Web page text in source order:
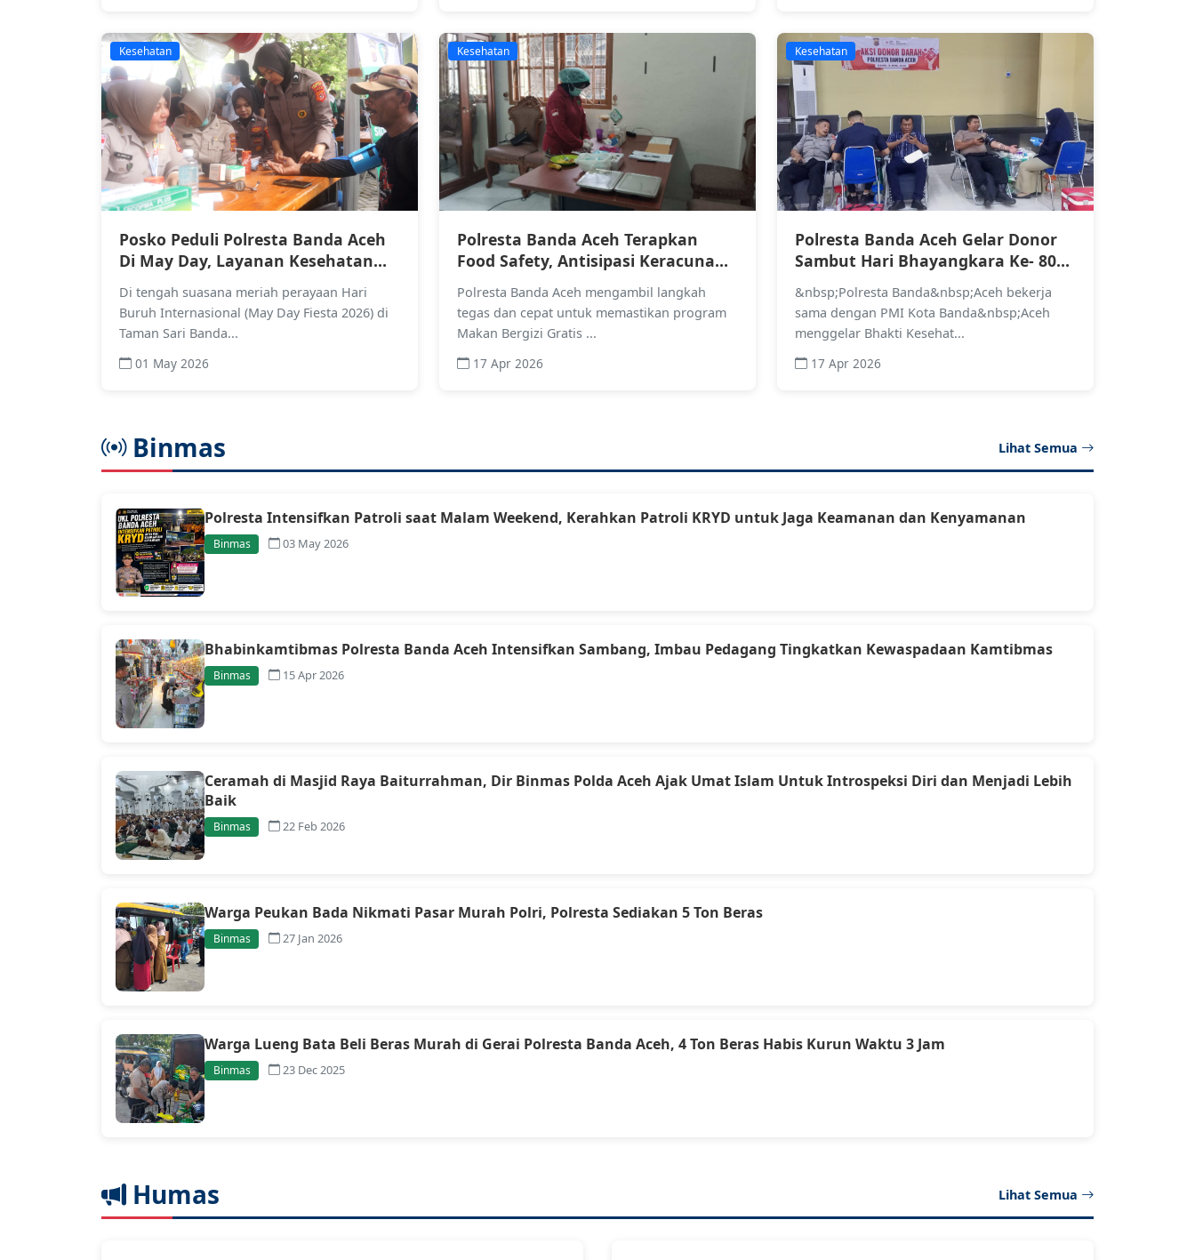
Kesehatan
Posko Peduli Polresta Banda Aceh
Di May Day, Layanan Kesehatan
Terasa Nyata
Di tengah suasana meriah perayaan Hari
Buruh Internasional (May Day Fiesta 2026) di
Taman Sari Banda...
01 May 2026
Kesehatan
Polresta Banda Aceh Terapkan
Food Safety, Antisipasi Keracunan
Polresta Banda Aceh mengambil langkah
tegas dan cepat untuk memastikan program
Makan Bergizi Gratis ...
17 Apr 2026
Kesehatan
Polresta Banda Aceh Gelar Donor
Sambut Hari Bhayangkara Ke- 80
&nbsp;Polresta Banda&nbsp;Aceh bekerja
sama dengan PMI Kota Banda&nbsp;Aceh
menggelar Bhakti Kesehat...
17 Apr 2026
Binmas Lihat Semua
Polresta Intensifkan Patroli saat Malam Weekend, Kerahkan Patroli KRYD untuk Jaga Keamanan dan Kenyamanan
Binmas 03 May 2026
Bhabinkamtibmas Polresta Banda Aceh Intensifkan Sambang, Imbau Pedagang Tingkatkan Kewaspadaan Kamtibmas
Binmas 15 Apr 2026
Ceramah di Masjid Raya Baiturrahman, Dir Binmas Polda Aceh Ajak Umat Islam Untuk Introspeksi Diri dan Menjadi Lebіh
Baik
Binmas 22 Feb 2026
Warga Peukan Bada Nikmati Pasar Murah Polri, Polresta Sediakan 5 Ton Beras
Binmas 27 Jan 2026
Warga Lueng Bata Beli Beras Murah di Gerai Polresta Banda Aceh, 4 Ton Beras Habis Kurun Waktu 3 Jam
Binmas 23 Dec 2025
Humas Lihat Semua